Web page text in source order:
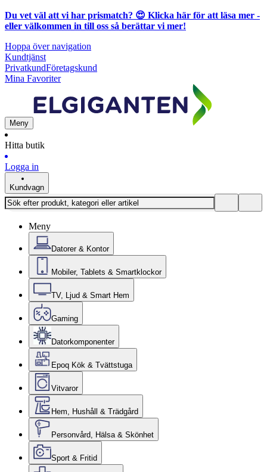
Du vet väl att vi har prismatch? 😍 Klicka här för att läsa mer -
eller välkommen in till oss så berättar vi mer!
Hoppa över navigation
Kundtjänst
PrivatkundFöretagskund
Mina Favoriter
Meny
Hitta butik
Logga in
Kundvagn
Meny
Datorer & Kontor
Mobiler, Tablets & Smartklockor
TV, Ljud & Smart Hem
Gaming
Datorkomponenter
Epoq Kök & Tvättstuga
Vitvaror
Hem, Hushåll & Trädgård
Personvård, Hälsa & Skönhet
Sport & Fritid